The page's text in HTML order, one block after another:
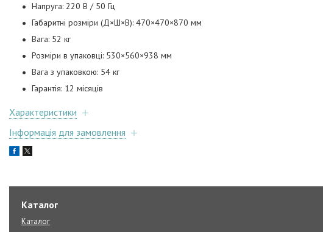
Напруга: 220 В / 50 Гц
Габаритні розміри (Д×Ш×В): 470×470×870 мм
Вага: 52 кг
Розміри в упаковці: 530×560×938 мм
Вага з упаковкою: 54 кг
Гарантія: 12 місяців
Характеристики
Інформація для замовлення
Каталог
Каталог